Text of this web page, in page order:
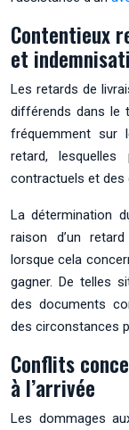
Contentieux
et
Les retards de
différends dans le
fréquemment sur
retard,
contractuels et des
La détermination
raison d’un
lorsque cela
gagner. De telles
des documents
des circonstances
Conflits
à l’arrivée
Les dommages